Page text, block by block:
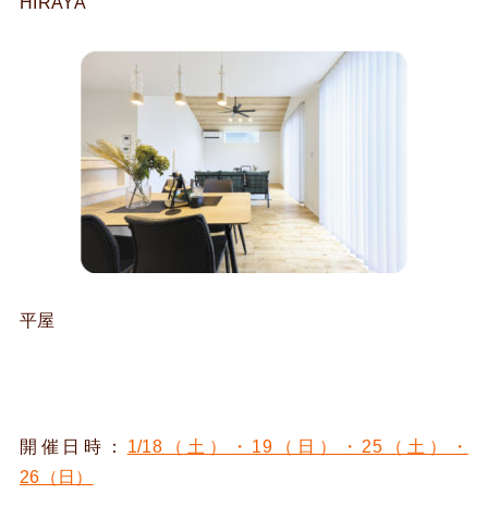
平屋
開催日時： 1/18（土）・19（日）・25（土）・
26（日）